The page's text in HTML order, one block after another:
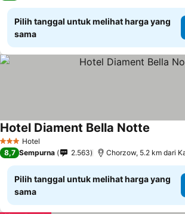
Pilih tanggal untuk melihat harga yang
sama
3 BintangHotel
Hotel Diament Bella Notte
8,7 Sempurna 2.563 Chorzow, 5.2 km dari
Pilih tanggal untuk melihat harga yang
sama